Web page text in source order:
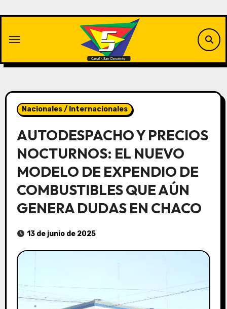
contenido
Nacionales / Internacionales
AUTODESPACHO Y PRECIOS
NOCTURNOS: EL NUEVO
MODELO DE EXPENDIO DE
COMBUSTIBLES QUE AÚN
GENERA DUDAS EN CHACO
13 de junio de 2025